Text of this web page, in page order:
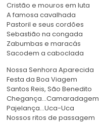
Cristão e mouros em luta
A famosa cavalhada
Pastoril e seus cordões
Sebastião na congada
Zabumbas e maracás
Sacodem a caboclada
Nossa Senhora Aparecida
Festa da Boa Viagem
Santos Reis, São Benedito
Chegança…Camaradagem
Pajelança…Uca-Uca
Nossos ritos de passagem